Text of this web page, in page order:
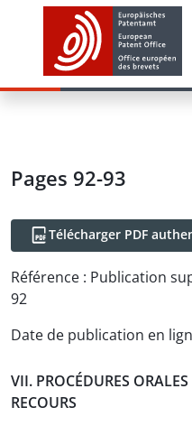
Pages 92-93
Télécharger PDF
Référence : Publication
92
Date de publication en
VII. PROCÉDURES
RECOURS